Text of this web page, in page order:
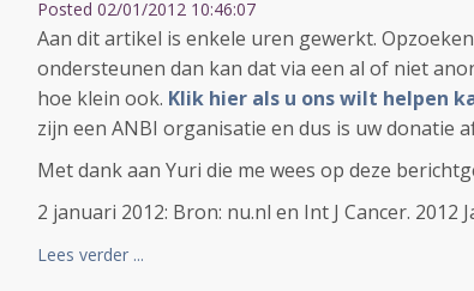
Posted 02/01/2012 10:46:07
Aan dit artikel is enkele uren gewerkt.
ondersteunen dan kan dat via een al of niet
hoe klein ook. Klik hier als u ons wilt helpen
zijn een ANBI organisatie en dus is uw donatie
Met dank aan Yuri die me wees op deze
2 januari 2012: Bron: nu.nl en Int J Cancer. 2012
Lees verder ...